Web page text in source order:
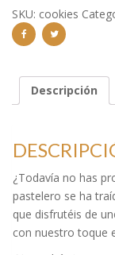
SKU: cookies
Descripción
¿Todavía no has
pastelero se ha
que disfrutéis de
con nuestro toque